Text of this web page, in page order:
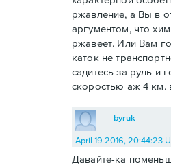
ржавление, а Вы в
аргументом, что
ржавеет. Или Вам
каток не
садитесь за руль и
скоростью аж 4 км.
byruk
April 19 2016, 20:44:23
Давайте-ка